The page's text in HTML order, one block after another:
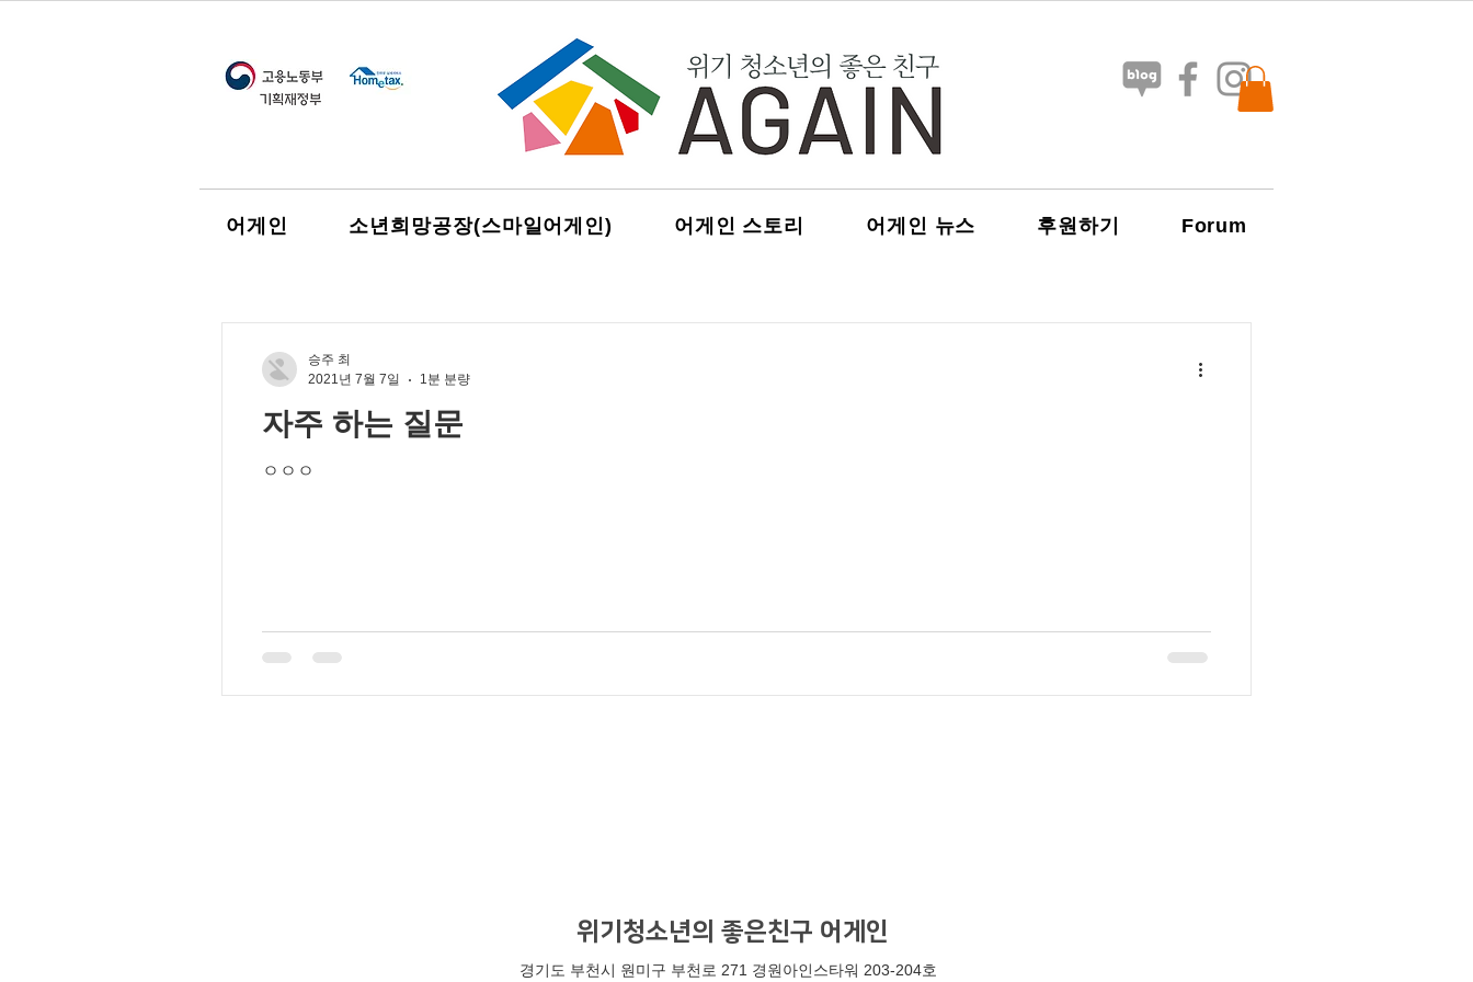
어게인 소년희망공장(스마일어게인) 어게인 스토리 어게인 뉴스 후원하기 Forum
자주 하는 질문
ㅇㅇㅇ
승주 최
2021년 7월 7일
1분 분량
위기청소년의 좋은친구 어게인
경기도 부천시 원미구 부천로 271 경원아인스타워 203-204호